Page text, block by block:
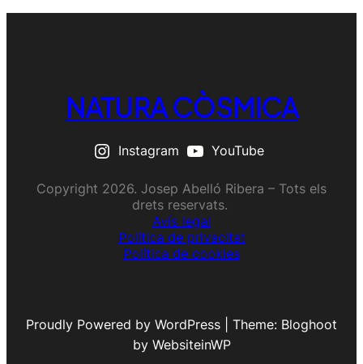
NATURA CÒSMICA
Instagram YouTube
Copyright 2026. Josep Abelló Ribera – Tots els
drets reservats.
Avís legal
Política de privacitat
Política de cookies
Proudly Powered by WordPress | Theme: Bloghoot
by WebsiteinWP